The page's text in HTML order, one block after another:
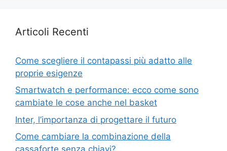
Articoli Recenti
Come scegliere il contapassi più adatto alle
proprie esigenze
Smartwatch e performance: ecco come sono
cambiate le cose anche nel basket
Inter, l’importanza di progettare il futuro
Come cambiare la combinazione della
cassaforte senza chiavi?